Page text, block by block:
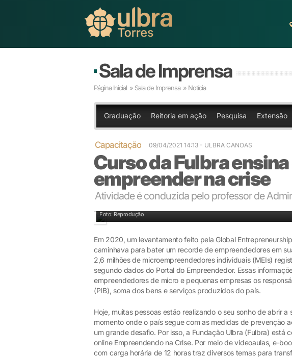
Sala de Imprensa
Página Inicial » Sala de Imprensa » Notícia
Graduação Reitoria em ação Pesquisa Extensão
Capacitação 09/04/2021 14:13 - ULBRA CANOAS
Curso da Fulbra
empreender na crise
Atividade é conduzida pelo professor de
Foto: Reprodução
Em 2020, um levantamento feito pela Global
caminhava para bater um recorde de empreendedores em
2,6 milhões de microempreendedores individuais (MEIs)
segundo dados do Portal do Empreendedor. Essas
empreendedores de micro e pequenas empresas os
(PIB), soma dos bens e serviços produzidos do país.
Hoje, muitas pessoas estão realizando o seu sonho de abrir
momento onde o país segue com as medidas de prevenção
um grande desafio. Por isso, a Fundação Ulbra (Fulbra) está
online Empreendendo na Crise. Por meio de videoaulas, e-
com carga horária de 12 horas traz diversos temas para